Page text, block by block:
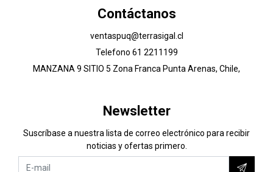
Contáctanos
ventaspuq@terrasigal.cl
Telefono 61 2211199
MANZANA 9 SITIO 5 Zona Franca Punta Arenas, Chile,
Newsletter
Suscríbase a nuestra lista de correo electrónico para recibir
noticias y ofertas primero.